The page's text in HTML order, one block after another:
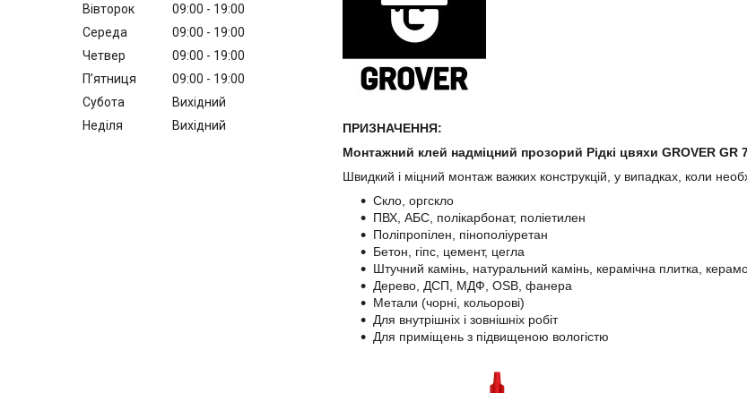
ПРИЗНАЧЕННЯ:
Монтажний клей надміцний прозорий Рідкі цвяхи GROVER GR
Швидкий і міцний монтаж важких конструкцій, у випадках, коли
Скло, оргскло
ПВХ, АБС, полікарбонат, поліетилен
Поліпропілен, пінополіуретан
Бетон, гіпс, цемент, цегла
Штучний камінь, натуральний камінь, керамічна плитка,
Дерево, ДСП, МДФ, OSB, фанера
Метали (чорні, кольорові)
Для внутрішніх і зовнішніх робіт
Для приміщень з підвищеною вологістю
Вівторок
09:00
19:00
Середа
09:00
19:00
Четвер
09:00
19:00
Пʼятниця
09:00
19:00
Субота
Вихідний
Неділя
Вихідний